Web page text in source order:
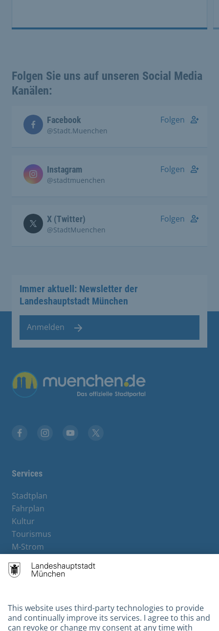
Folgen Sie uns auf unseren Social Media
Kanälen:
Facebook
@Stadt.Muenchen
Folgen
Instagram
@stadtmuenchen
Folgen
X (Twitter)
@StadtMuenchen
Folgen
Immer aktuell: Newsletter der
Landeshauptstadt München
Anmelden
Übergreifende Links
Services
Stadtplan
Fahrplan
Kultur
Tourismus
M-Strom
Hotels
Contact
Barrierefreiheit